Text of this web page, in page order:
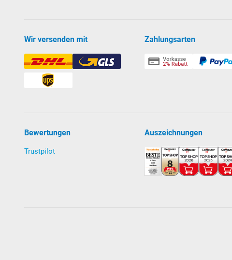
Wir versenden mit Zahlungsarten
Bewertungen
Trustpilot
Auszeichnungen